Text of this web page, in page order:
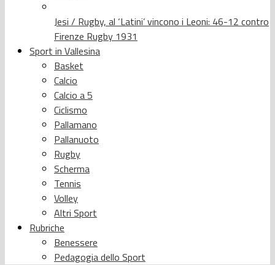
Jesi / Rugby, al ‘Latini’ vincono i Leoni: 46-12 contro
Firenze Rugby 1931
Sport in Vallesina
Basket
Calcio
Calcio a 5
Ciclismo
Pallamano
Pallanuoto
Rugby
Scherma
Tennis
Volley
Altri Sport
Rubriche
Benessere
Pedagogia dello Sport